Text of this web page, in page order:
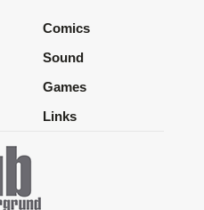
Comics
Sound
Games
Links